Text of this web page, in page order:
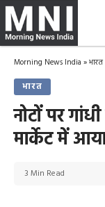
Morning News India »भारत
भारत
नोटों पर
मार्केट में
3 Min Read